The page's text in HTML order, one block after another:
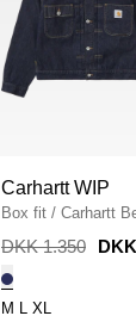
Carhartt WIP
Box fit / Carhartt
Jacket
BLUE
DKK 1.350
M L XL